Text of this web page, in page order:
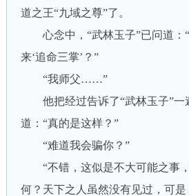
道之王“九域之尊”了。
心念中，“武林玉子”已问道：“
来‘追命三掌’？”
“我师父……”
他把经过告诉了“武林玉子”一
道：“真的是这样？”
“难道我会骗你？”
“不错，这似是不大可能之事，
何？天下之人虽然没有见过，可